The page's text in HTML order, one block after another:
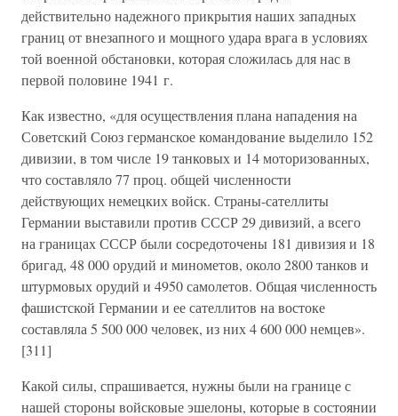
действительно надежного прикрытия наших западных
границ от внезапного и мощного удара врага в условиях
той военной обстановки, которая сложилась для нас в
первой половине 1941 г.
Как известно, «для осуществления плана нападения на
Советский Союз германское командование выделило 152
дивизии, в том числе 19 танковых и 14 моторизованных,
что составляло 77 проц. общей численности
действующих немецких войск. Страны-сателлиты
Германии выставили против СССР 29 дивизий, а всего
на границах СССР были сосредоточены 181 дивизия и 18
бригад, 48 000 орудий и минометов, около 2800 танков и
штурмовых орудий и 4950 самолетов. Общая численность
фашистской Германии и ее сателлитов на востоке
составляла 5 500 000 человек, из них 4 600 000 немцев».
[311]
Какой силы, спрашивается, нужны были на границе с
нашей стороны войсковые эшелоны, которые в состоянии